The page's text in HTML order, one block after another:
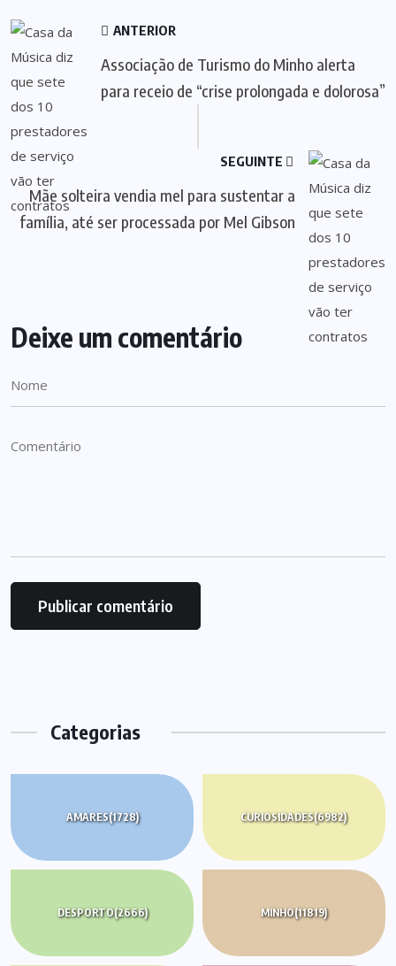
ANTERIOR
Associação de Turismo do Minho alerta
para receio de “crise prolongada e dolorosa”
SEGUINTE
Mãe solteira vendia mel para sustentar a
família, até ser processada por Mel Gibson
Deixe um comentário
Categorias
AMARES(1728) CURIOSIDADES(6982)
DESPORTO(2666) MINHO(11819)